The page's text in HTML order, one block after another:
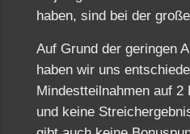
haben, sind bei der
Auf Grund der geringen
haben wir uns
Mindestteilnahmen auf 2
und keine